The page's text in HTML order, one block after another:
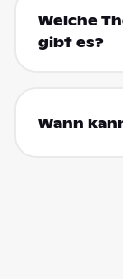
Welche
gibt es?
Wann